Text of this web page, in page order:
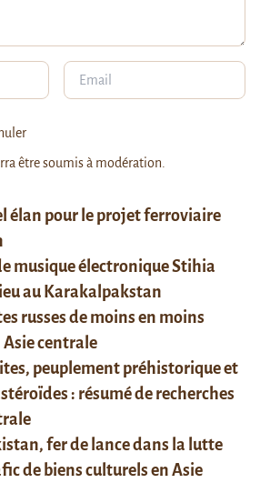
élan pour le projet ferroviaire
musique électronique Stihia
au Karakalpakstan
russes de moins en moins
centrale
peuplement préhistorique et
: résumé de recherches
fer de lance dans la lutte
de biens culturels en Asie
être soumis à modération.